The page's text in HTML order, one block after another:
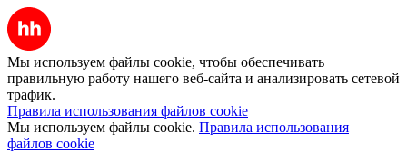
Мы используем файлы cookie, чтобы обеспечивать
правильную работу нашего веб-сайта и анализировать сетевой
трафик.
Правила использования файлов cookie
Мы используем файлы cookie. Правила использования
файлов cookie